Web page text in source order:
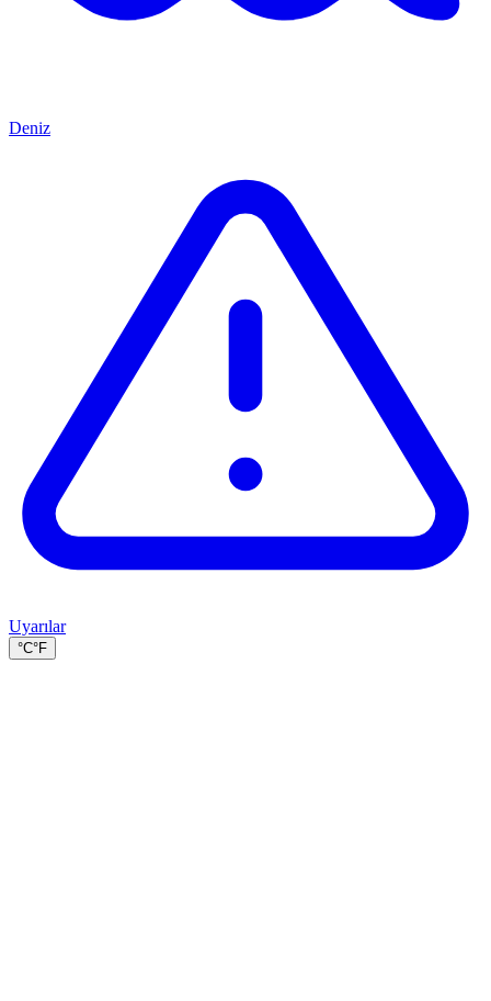
Deniz
Uyarılar
°C°F